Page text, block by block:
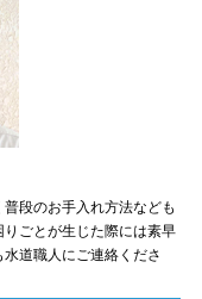
段のお手入れ方法なども
ごとが生じた際には素早
道職人にご連絡くださ